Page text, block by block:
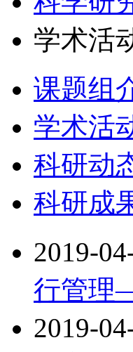
学术活
课题组
学术活
科研动
科研成
2019-
行管理
2019-